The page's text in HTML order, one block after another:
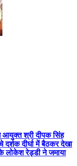
आयुक्त श्री दीपक सिंह
दर्शक दीर्घा में बैठकर देखा
लोकेश रेड्डी ने जमाया